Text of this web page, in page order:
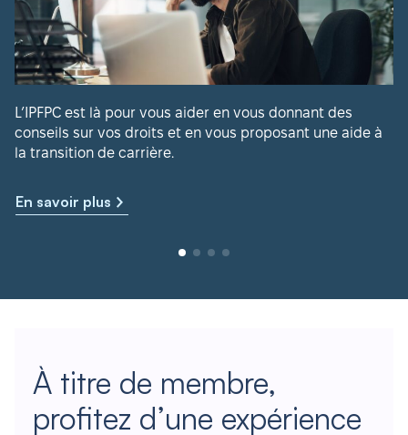
L’IPFPC est là pour vous aider en vous donnant des
conseils sur vos droits et en vous proposant une aide à
la transition de carrière.
En savoir plus
À titre de membre,
profitez d’une expérience